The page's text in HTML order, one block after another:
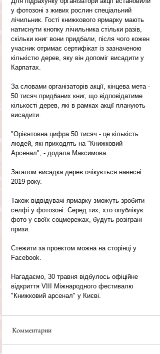
у фотозоні з живих рослин спеціальний
лічильник. Гості книжкового ярмарку мають
натиснути кнопку лічильника стільки разів,
скільки книг вони придбали, після чого кожен
учасник отримає сертифікат із зазначеною
кількістю дерев, яку він допоміг висадити у
Карпатах.
За словами організаторів акції, кінцева мета -
50 тисяч придбаних книг, що відповідатиме
кількості дерев, які в рамках акції планують
висадити.
"Орієнтовна цифра 50 тисяч - це кількість
людей, які приходять на "Книжковий
Арсенал", - додала Максимова.
Загалом висадка дерев очікується навесні
2019 року.
Також відвідувачі ярмарку зможуть зробити
селфі у фотозоні. Серед тих, хто опублікує
фото у своїх соцмережах, будуть розіграні
призи.
Стежити за проектом можна на сторінці у
Facebook.
Нагадаємо, 30 травня відбулось офіційне
відкриття VІII Міжнародного фестивалю
"Книжковий арсенал" у Києві.
Комментарии